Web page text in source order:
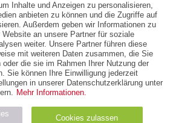
Bestseller
Inhalte und Anzeigen zu personalisieren,
anbieten zu können und die Zugriffe auf
Außerdem geben wir Informationen zu
Website an unsere Partner für soziale
weiter. Unsere Partner führen diese
mit weiteren Daten zusammen, die Sie
die sie im Rahmen Ihrer Nutzung der
Sie können Ihre Einwilligung jederzeit
in unserer Datenschutzerklärung unter
Mehr Informationen.
Cookies zulassen